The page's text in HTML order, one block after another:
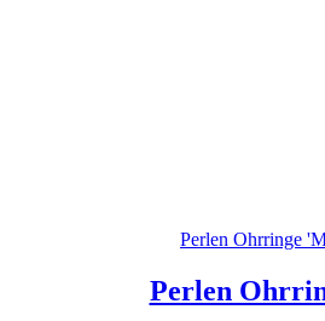
Perlen Ohrringe
Perlen